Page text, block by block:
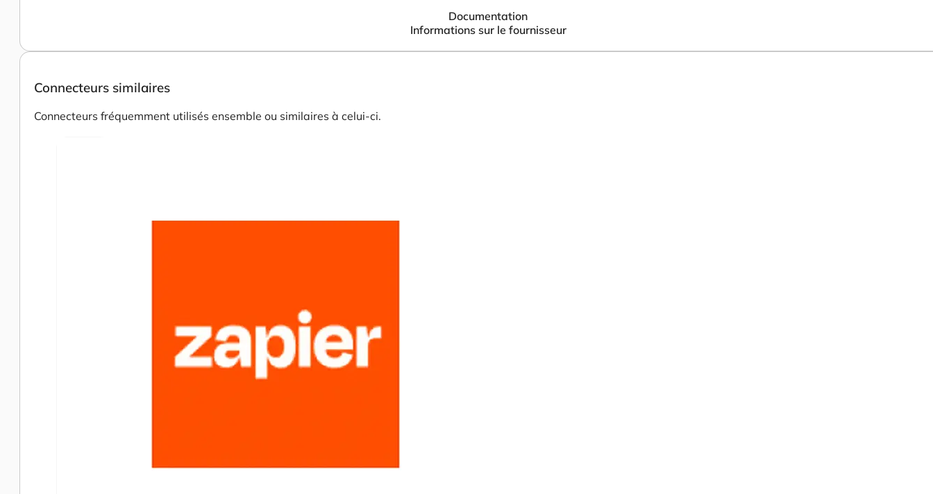
Documentation
Informations sur le fournisseur
Connecteurs similaires
Connecteurs fréquemment utilisés ensemble ou similaires à celui-ci.